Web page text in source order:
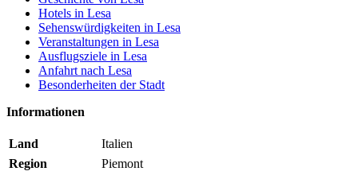
Hotels in Lesa
Sehenswürdigkeiten in Lesa
Veranstaltungen in Lesa
Ausflugsziele in Lesa
Anfahrt nach Lesa
Besonderheiten der Stadt
Informationen
Land
Italien
Region
Piemont